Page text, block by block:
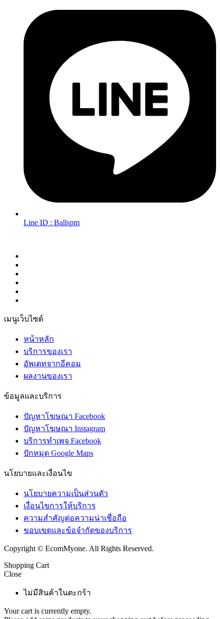
Line ID : Ballspm
เมนูเว็บไซต์
หน้าหลัก
บริการของเรา
อัพเดทจากอีคอม
ผลงานของเรา
ข้อมูลและบริการ
ปัญหาโฆษณา Facebook
ปัญหาโฆษณา Instagram
บริการทำเพจ Facebook
ปักหมุด Google Maps
นโยบายและเงื่อนไข
นโยบายความเป็นส่วนตัว
เงื่อนไขการให้บริการ
ความสำคัญต่อความน่าเชื่อถือ
ขอบเขตและข้อจำกัดของบริการ
Copyright © EcomMyone. All Rights Reserved.
Shopping Cart
Close
ไม่มีสินค้าในตะกร้า
Your cart is currently empty.